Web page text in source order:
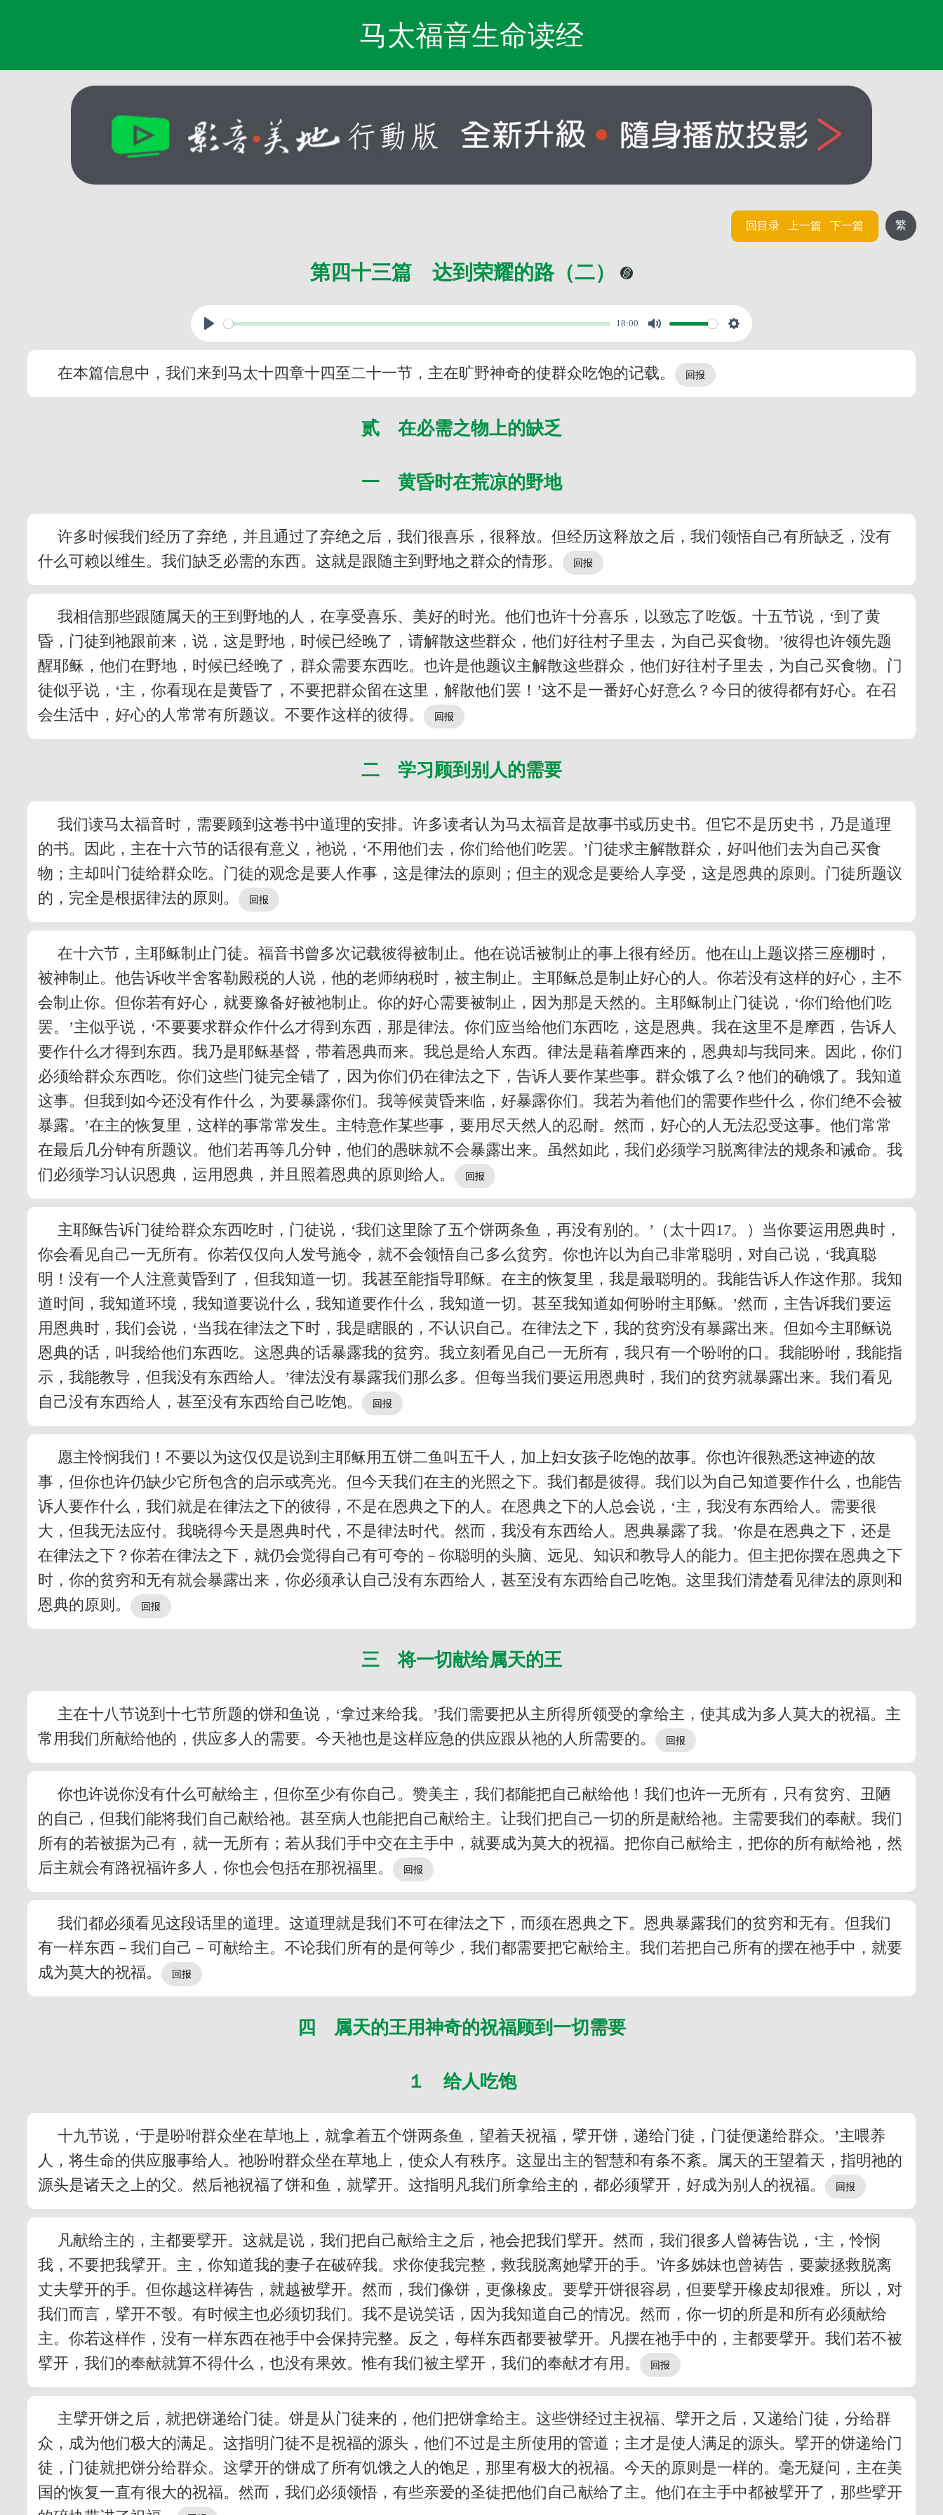
马太福音生命读经
繁
回目录 上一篇 下一篇
第四十三篇 达到荣耀的路（二）
18:00
在本篇信息中，我们来到马太十四章十四至二十一节，主在旷野神奇的使群众吃饱的记载。
贰 在必需之物上的缺乏
一 黄昏时在荒凉的野地
许多时候我们经历了弃绝，并且通过了弃绝之后，我们很喜乐，很释放。但经历这释放之后，我们领悟自己有所缺乏，没有
什么可赖以维生。我们缺乏必需的东西。这就是跟随主到野地之群众的情形。
我相信那些跟随属天的王到野地的人，在享受喜乐、美好的时光。他们也许十分喜乐，以致忘了吃饭。十五节说，‘到了黄
昏，门徒到祂跟前来，说，这是野地，时候已经晚了，请解散这些群众，他们好往村子里去，为自己买食物。’彼得也许领先题
醒耶稣，他们在野地，时候已经晚了，群众需要东西吃。也许是他题议主解散这些群众，他们好往村子里去，为自己买食物。门
徒似乎说，‘主，你看现在是黄昏了，不要把群众留在这里，解散他们罢！’这不是一番好心好意么？今日的彼得都有好心。在召
会生活中，好心的人常常有所题议。不要作这样的彼得。
二 学习顾到别人的需要
我们读马太福音时，需要顾到这卷书中道理的安排。许多读者认为马太福音是故事书或历史书。但它不是历史书，乃是道理
的书。因此，主在十六节的话很有意义，祂说，‘不用他们去，你们给他们吃罢。’门徒求主解散群众，好叫他们去为自己买食
物；主却叫门徒给群众吃。门徒的观念是要人作事，这是律法的原则；但主的观念是要给人享受，这是恩典的原则。门徒所题议
的，完全是根据律法的原则。
在十六节，主耶稣制止门徒。福音书曾多次记载彼得被制止。他在说话被制止的事上很有经历。他在山上题议搭三座棚时，
被神制止。他告诉收半舍客勒殿税的人说，他的老师纳税时，被主制止。主耶稣总是制止好心的人。你若没有这样的好心，主不
会制止你。但你若有好心，就要豫备好被祂制止。你的好心需要被制止，因为那是天然的。主耶稣制止门徒说，‘你们给他们吃
罢。’主似乎说，‘不要要求群众作什么才得到东西，那是律法。你们应当给他们东西吃，这是恩典。我在这里不是摩西，告诉人
要作什么才得到东西。我乃是耶稣基督，带着恩典而来。我总是给人东西。律法是藉着摩西来的，恩典却与我同来。因此，你们
必须给群众东西吃。你们这些门徒完全错了，因为你们仍在律法之下，告诉人要作某些事。群众饿了么？他们的确饿了。我知道
这事。但我到如今还没有作什么，为要暴露你们。我等候黄昏来临，好暴露你们。我若为着他们的需要作些什么，你们绝不会被
暴露。’在主的恢复里，这样的事常常发生。主特意作某些事，要用尽天然人的忍耐。然而，好心的人无法忍受这事。他们常常
在最后几分钟有所题议。他们若再等几分钟，他们的愚昧就不会暴露出来。虽然如此，我们必须学习脱离律法的规条和诫命。我
们必须学习认识恩典，运用恩典，并且照着恩典的原则给人。
主耶稣告诉门徒给群众东西吃时，门徒说，‘我们这里除了五个饼两条鱼，再没有别的。’（太十四17。）当你要运用恩典时，
你会看见自己一无所有。你若仅仅向人发号施令，就不会领悟自己多么贫穷。你也许以为自己非常聪明，对自己说，‘我真聪
明！没有一个人注意黄昏到了，但我知道一切。我甚至能指导耶稣。在主的恢复里，我是最聪明的。我能告诉人作这作那。我知
道时间，我知道环境，我知道要说什么，我知道要作什么，我知道一切。甚至我知道如何吩咐主耶稣。’然而，主告诉我们要运
用恩典时，我们会说，‘当我在律法之下时，我是瞎眼的，不认识自己。在律法之下，我的贫穷没有暴露出来。但如今主耶稣说
恩典的话，叫我给他们东西吃。这恩典的话暴露我的贫穷。我立刻看见自己一无所有，我只有一个吩咐的口。我能吩咐，我能指
示，我能教导，但我没有东西给人。’律法没有暴露我们那么多。但每当我们要运用恩典时，我们的贫穷就暴露出来。我们看见
自己没有东西给人，甚至没有东西给自己吃饱。
愿主怜悯我们！不要以为这仅仅是说到主耶稣用五饼二鱼叫五千人，加上妇女孩子吃饱的故事。你也许很熟悉这神迹的故
事，但你也许仍缺少它所包含的启示或亮光。但今天我们在主的光照之下。我们都是彼得。我们以为自己知道要作什么，也能告
诉人要作什么，我们就是在律法之下的彼得，不是在恩典之下的人。在恩典之下的人总会说，‘主，我没有东西给人。需要很
大，但我无法应付。我晓得今天是恩典时代，不是律法时代。然而，我没有东西给人。恩典暴露了我。’你是在恩典之下，还是
在律法之下？你若在律法之下，就仍会觉得自己有可夸的－你聪明的头脑、远见、知识和教导人的能力。但主把你摆在恩典之下
时，你的贫穷和无有就会暴露出来，你必须承认自己没有东西给人，甚至没有东西给自己吃饱。这里我们清楚看见律法的原则和
恩典的原则。
三 将一切献给属天的王
主在十八节说到十七节所题的饼和鱼说，‘拿过来给我。’我们需要把从主所得所领受的拿给主，使其成为多人莫大的祝福。主
常用我们所献给他的，供应多人的需要。今天祂也是这样应急的供应跟从祂的人所需要的。
你也许说你没有什么可献给主，但你至少有你自己。赞美主，我们都能把自己献给他！我们也许一无所有，只有贫穷、丑陋
的自己，但我们能将我们自己献给祂。甚至病人也能把自己献给主。让我们把自己一切的所是献给祂。主需要我们的奉献。我们
所有的若被据为己有，就一无所有；若从我们手中交在主手中，就要成为莫大的祝福。把你自己献给主，把你的所有献给祂，然
后主就会有路祝福许多人，你也会包括在那祝福里。
我们都必须看见这段话里的道理。这道理就是我们不可在律法之下，而须在恩典之下。恩典暴露我们的贫穷和无有。但我们
有一样东西－我们自己－可献给主。不论我们所有的是何等少，我们都需要把它献给主。我们若把自己所有的摆在祂手中，就要
成为莫大的祝福。
四 属天的王用神奇的祝福顾到一切需要
１ 给人吃饱
十九节说，‘于是吩咐群众坐在草地上，就拿着五个饼两条鱼，望着天祝福，擘开饼，递给门徒，门徒便递给群众。’主喂养
人，将生命的供应服事给人。祂吩咐群众坐在草地上，使众人有秩序。这显出主的智慧和有条不紊。属天的王望着天，指明祂的
源头是诸天之上的父。然后祂祝福了饼和鱼，就擘开。这指明凡我们所拿给主的，都必须擘开，好成为别人的祝福。
凡献给主的，主都要擘开。这就是说，我们把自己献给主之后，祂会把我们擘开。然而，我们很多人曾祷告说，‘主，怜悯
我，不要把我擘开。主，你知道我的妻子在破碎我。求你使我完整，救我脱离她擘开的手。’许多姊妹也曾祷告，要蒙拯救脱离
丈夫擘开的手。但你越这样祷告，就越被擘开。然而，我们像饼，更像橡皮。要擘开饼很容易，但要擘开橡皮却很难。所以，对
我们而言，擘开不彀。有时候主也必须切我们。我不是说笑话，因为我知道自己的情况。然而，你一切的所是和所有必须献给
主。你若这样作，没有一样东西在祂手中会保持完整。反之，每样东西都要被擘开。凡摆在祂手中的，主都要擘开。我们若不被
擘开，我们的奉献就算不得什么，也没有果效。惟有我们被主擘开，我们的奉献才有用。
主擘开饼之后，就把饼递给门徒。饼是从门徒来的，他们把饼拿给主。这些饼经过主祝福、擘开之后，又递给门徒，分给群
众，成为他们极大的满足。这指明门徒不是祝福的源头，他们不过是主所使用的管道；主才是使人满足的源头。擘开的饼递给门
徒，门徒就把饼分给群众。这擘开的饼成了所有饥饿之人的饱足，那里有极大的祝福。今天的原则是一样的。毫无疑问，主在美
国的恢复一直有很大的祝福。然而，我们必须领悟，有些亲爱的圣徒把他们自己献给了主。他们在主手中都被擘开了，那些擘开